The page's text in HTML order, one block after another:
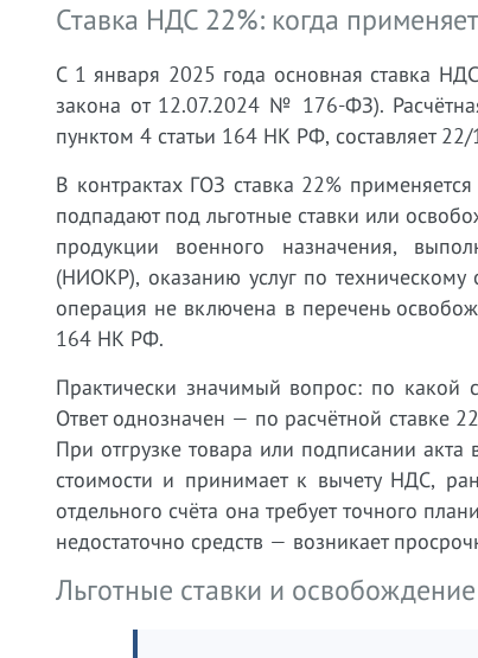
Ставка НДС 22%: когда
С 1 января 2025 года основная ставка
закона от 12.07.2024 № 176-ФЗ).
пунктом 4 статьи 164 НК РФ, составляет 22/
В контрактах ГОЗ ставка 22%
подпадают под льготные ставки или
продукции военного назначения,
(НИОКР), оказанию услуг по
операция не включена в перечень
164 НК РФ.
Практически значимый вопрос: по какой
Ответ однозначен — по расчётной ставке
При отгрузке товара или подписании
стоимости и принимает к вычету НДС,
отдельного счёта она требует точного
недостаточно средств — возникает
Льготные ставки и